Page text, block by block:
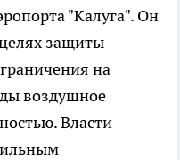
"Калуга". Он
защиты
на
воздушное
Власти